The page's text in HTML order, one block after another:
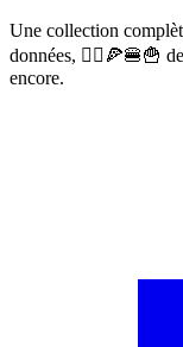
Une collection
données, 🙅‍♀️🍕🍔🍟
encore.